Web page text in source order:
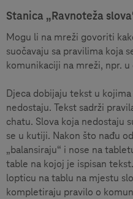
Stanica „Ravnoteža
Mogu li na mreži govoriti
suočavaju sa pravilima koja
komunikaciji na mreži, npr. u
Djeca dobijaju tekst u
nedostaju. Tekst sadrži
chatu. Slova koja nedostaju
se u kutiji. Nakon što nađu
„balansiraju“ i nose na
table na kojoj je ispisan
lopticu na tablu na mjestu
kompletiraju pravilo o